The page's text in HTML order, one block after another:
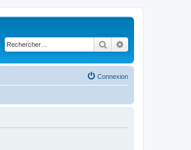
Rechercher
Connexion